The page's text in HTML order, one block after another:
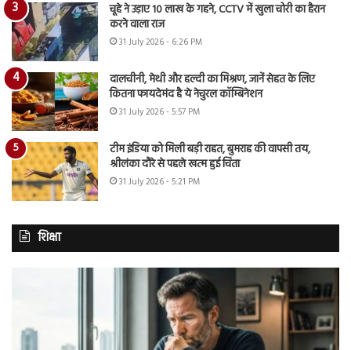
चूहे ने उड़ाए 10 लाख के गहने, CCTV में खुला चोरी का हैरान
करने वाला राज
31 July 2026 - 6:26 PM
दालचीनी, मेथी और हल्दी का मिश्रण, जानें सेहत के लिए
कितना फायदेमंद है ये नेचुरल कॉम्बिनेशन
31 July 2026 - 5:57 PM
टीम इंडिया को मिली बड़ी राहत, बुमराह की वापसी तय,
श्रीलंका दौरे से पहले खत्म हुई चिंता
31 July 2026 - 5:21 PM
शिक्षा